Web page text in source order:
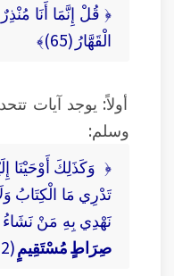
﴿ قُلْ إِنَّمَا أَنَا
الْقَهَّارُ (65)﴾
أولاً: يوجد آيات
وسلم:
﴿ وَكَذَلِكَ أَوْحَيْنَا
تَدْرِي مَا الْكِتَابُ
نَهْدِي بِهِ مَنْ نَشَاءُ
صِرَاطٍ مُسْتَقِيمٍ(52)﴾